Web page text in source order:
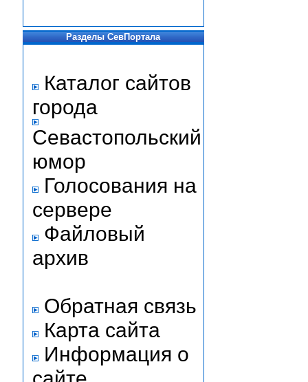
Разделы СевПортала
Каталог сайтов
города
Севастопольский
юмор
Голосования на
сервере
Файловый
архив
Обратная связь
Карта сайта
Информация о